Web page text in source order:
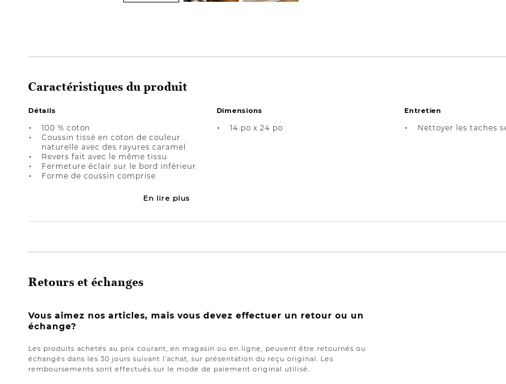
Caractéristiques du produit
Détails
100 % coton
Coussin tissé en coton de couleur
naturelle avec des rayures caramel
Revers fait avec le même tissu
Fermeture éclair sur le bord inférieur
Forme de coussin comprise
En lire plus
Dimensions
14 po x 24 po
Entretien
Nettoyer les taches
Retours et échanges
Vous aimez nos articles, mais vous devez effectuer un retour ou un
échange?
Les produits achetés au prix courant, en magasin ou en ligne, peuvent être retournés ou
échangés dans les 30 jours suivant l’achat, sur présentation du reçu original. Les
remboursements sont effectués sur le mode de paiement original utilisé.